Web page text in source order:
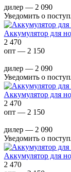
дилер — 2 090
Уведомить о
Аккумулятор для
2 470
опт — 2 150
дилер — 2 090
Уведомить о
Аккумулятор для
2 470
опт — 2 150
дилер — 2 090
Уведомить о
Аккумулятор для
2 470